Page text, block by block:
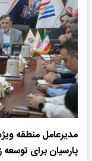
مدیرعامل منطقه
پارسیان برای